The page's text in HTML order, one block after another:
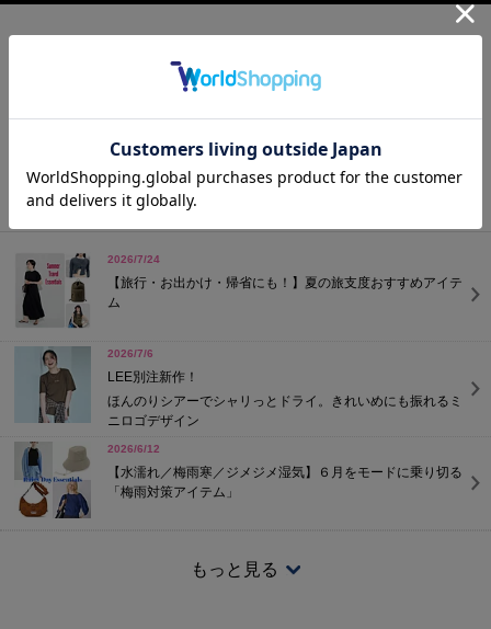
雰囲気は、唯一無二の可愛さ
大な信頼
このブランドの商品一覧へ
2026/7/24
【旅行・お出かけ・帰省にも！】夏の旅支度おすすめアイテ
ム
2026/7/6
LEE別注新作！
ほんのりシアーでシャリっとドライ。きれいめにも振れるミ
ニロゴデザイン
2026/6/12
【水濡れ／梅雨寒／ジメジメ湿気】６月をモードに乗り切る
「梅雨対策アイテム」
「モンベルの日傘」LEEマルシェで買える人気の3型を徹底比
もっと見る